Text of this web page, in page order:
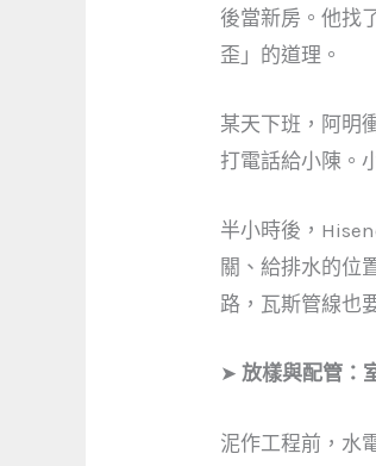
後當新房。他找
歪」的道理。
某天下班，阿明
打電話給小陳。
半小時後，
關、給排水的位
路，瓦斯管線也
➤放樣與配管：
泥作工程前，水